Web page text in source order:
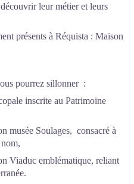
leur métier et leurs
présents à Réquista : Maison
pourrez sillonner :
inscrite au Patrimoine
musée Soulages, consacré à
Viaduc emblématique, reliant